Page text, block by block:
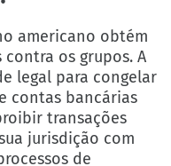
americano obtém
os grupos. A
legal para congelar
contas bancárias
transações
jurisdição com
de